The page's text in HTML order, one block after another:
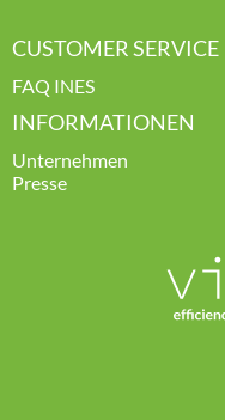
CUSTOMER SERVICE
FAQ INES
INFORMATIONEN
Unternehmen
Presse